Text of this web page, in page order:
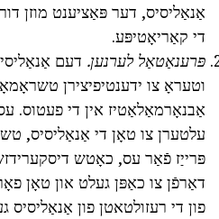
אַנאַליסיס, דער פּאַציענט מוזן
די קאַריאָטיפּע.
פּרענאַטאַל לערנען. דעם
וטעראָ צו ידענטיפיצירן
אַבנאָרמאַלאַטיז אין די פעטוס.
עלטערן צו טאָן די אַנאַליסיס,
פּרייַז פֿאַר עס, כאָטש
דאַרפֿן צו כאַפּן געלט און טאָן
פון די רעזולטאטן פון אַנאַליסיס